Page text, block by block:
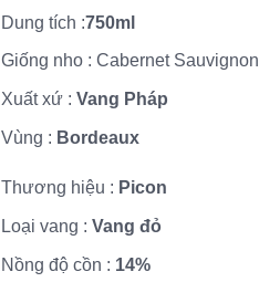
Dung tích :750ml
Giống nho : Cabernet Sauvignon
Xuất xứ :Vang Pháp
Vùng : Bordeaux
Thương hiệu : Picon
Loại vang :Vang đỏ
Nồng độ cồn : 14%